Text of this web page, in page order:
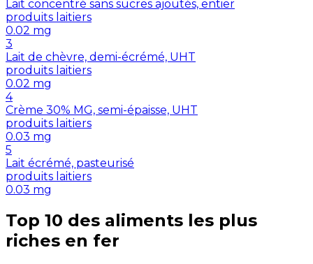
Lait concentré sans sucres ajoutés, entier
produits laitiers
0.02 mg
3
Lait de chèvre, demi-écrémé, UHT
produits laitiers
0.02 mg
4
Crème 30% MG, semi-épaisse, UHT
produits laitiers
0.03 mg
5
Lait écrémé, pasteurisé
produits laitiers
0.03 mg
Top 10 des aliments les plus
riches en fer